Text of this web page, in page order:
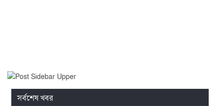
সর্বশেষ খবর